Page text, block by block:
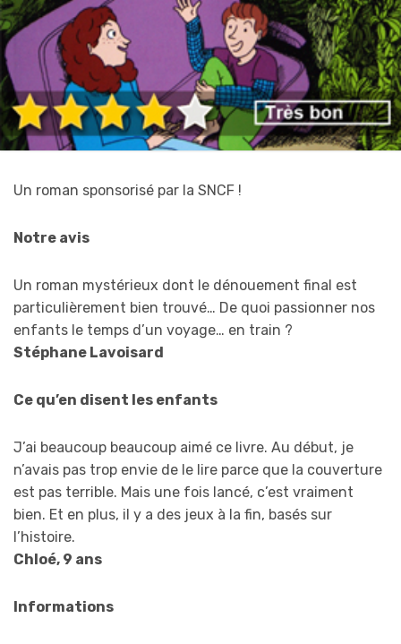
Un roman sponsorisé par la SNCF !
Notre avis
Un roman mystérieux dont le dénouement final est
particulièrement bien trouvé… De quoi passionner nos
enfants le temps d’un voyage… en train ?
Stéphane Lavoisard
Ce qu’en disent les enfants
J’ai beaucoup beaucoup aimé ce livre. Au début, je
n’avais pas trop envie de le lire parce que la couverture
est pas terrible. Mais une fois lancé, c’est vraiment
bien. Et en plus, il y a des jeux à la fin, basés sur
l’histoire.
Chloé, 9 ans
Informations